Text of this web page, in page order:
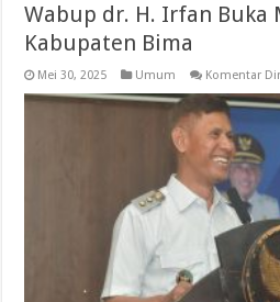
Wabup dr. H. Irfan Buka
Kabupaten Bima
Mei 30, 2025 Umum Komentar